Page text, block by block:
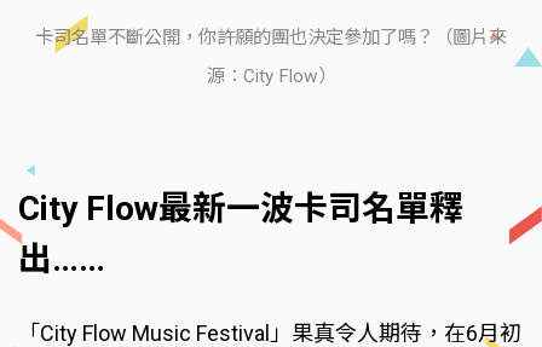
卡司名單不斷公開，你許願的團也決定參加了嗎？（圖片來
源：City Flow）
City Flow最新一波卡司名單釋
出……
「City Flow Music Festival」果真令人期待，在6月初